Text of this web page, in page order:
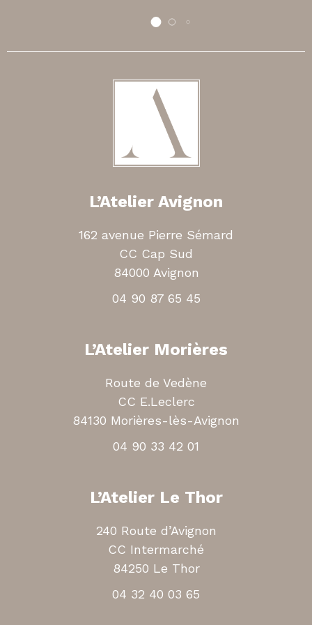
L’Atelier Avignon
162 avenue Pierre Sémard
CC Cap Sud
84000 Avignon
04 90 87 65 45
L’Atelier Morières
Route de Vedène
CC E.Leclerc
84130 Morières-lès-Avignon
04 90 33 42 01
L’Atelier Le Thor
240 Route d’Avignon
CC Intermarché
84250 Le Thor
04 32 40 03 65